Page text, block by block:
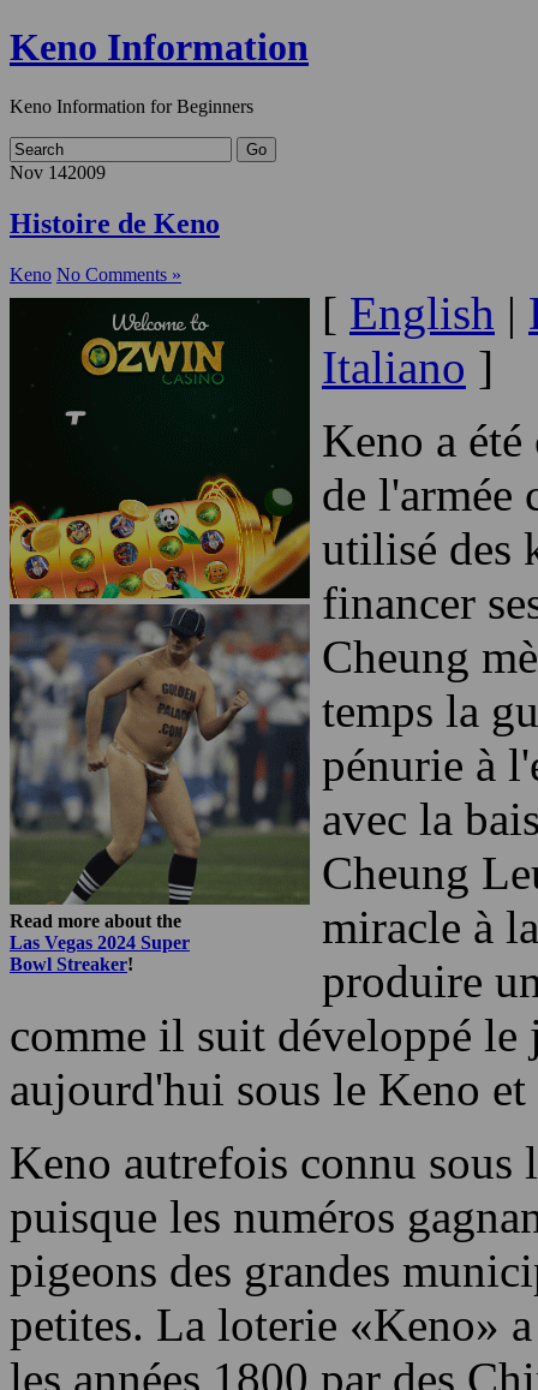
Keno Information
Keno Information for
Nov142009
Histoire de Keno
Keno No Comments »
Las Vegas 2024 Super
Bowl Streaker
[English|
Italiano]
Keno a été
de l'armée
utilisé des
financer
Cheung
temps la
pénurie à
avec la
Cheung
miracle à
comme il suit développé le
aujourd'hui sous le Keno
Keno autrefois connu sous
puisque les numéros